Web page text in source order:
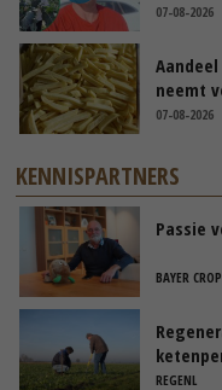
07-08-2026
neemt
07-08-2026
KENNISPARTNERS
Passie
BAYER
REGENL